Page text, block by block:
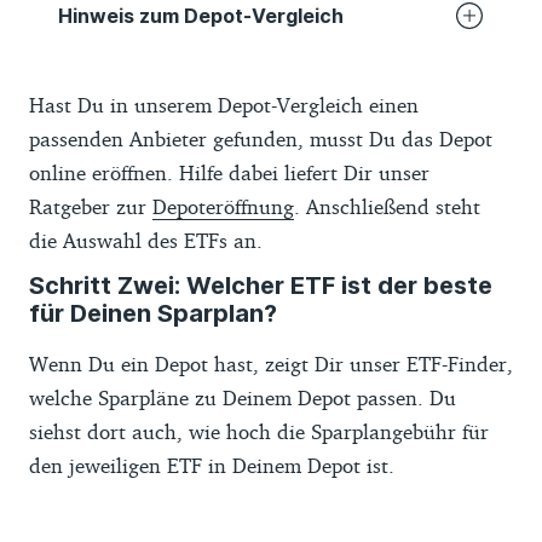
Hinweis zum Depot-Vergleich
Daten von Banken, die wir selbst über die
Websites der Anbieter, Preis- und
Leistungsverzeichnisse und Abfragen bei
den Anbietern gesammelt haben. Die Daten
werden von uns monatlich kontrolliert und
aktualisiert. Wir übernehmen keine Gewähr
und Haftung für die Richtigkeit und
Informationen.
Die Reihenfolge der Depots in der Tabelle
wird durch ein Scoring vorgegeben, Du
Hast Du in unserem Depot-Vergleich einen
passenden Anbieter gefunden, musst Du das Depot
online eröffnen. Hilfe dabei liefert Dir unser
Ratgeber zur Depoteröffnung . Anschließend steht
die Auswahl des ETFs an.
Schritt Zwei: Welcher ETF ist der beste
für Deinen Sparplan?
Wenn Du ein Depot hast, zeigt Dir unser ETF-Finder,
welche Sparpläne zu Deinem Depot passen. Du
siehst dort auch, wie hoch die Sparplangebühr für
den jeweiligen ETF in Deinem Depot ist.